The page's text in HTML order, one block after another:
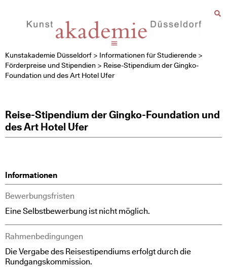
Kunstakademie Düsseldorf > Informationen für Studierende >
Förderpreise und Stipendien > Reise-Stipendium der Gingko-
Foundation und des Art Hotel Ufer
Reise-Stipendium der Gingko-Foundation und
des Art Hotel Ufer
Informationen
Bewerbungsfristen
Eine Selbstbewerbung ist nicht möglich.
Rahmenbedingungen
Die Vergabe des Reisestipendiums erfolgt durch die
Rundgangskommission.